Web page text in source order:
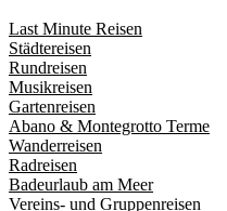
Last Minute Reisen
Städtereisen
Rundreisen
Musikreisen
Gartenreisen
Abano & Montegrotto Terme
Wanderreisen
Radreisen
Badeurlaub am Meer
Vereins- und Gruppenreisen